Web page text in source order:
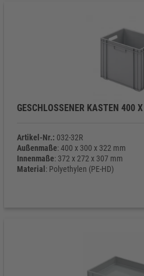
GESCHLOSSENER KASTEN 400
Artikel-Nr.: 032-32R
Außenmaße: 400 x 300 x 322 mm
Innenmaße: 372 x 272 x 307 mm
Material : Polyethylen (PE-HD)